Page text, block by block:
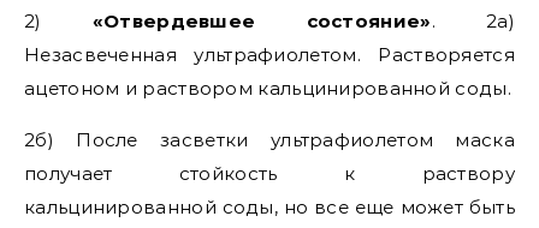
2) «Отвердевшее состояние». 2а)
Незасвеченная ультрафиолетом. Растворяется
ацетоном и раствором кальцинированной соды.
2б) После засветки ультрафиолетом маска
получает стойкость к раствору
кальцинированной соды, но все еще может быть